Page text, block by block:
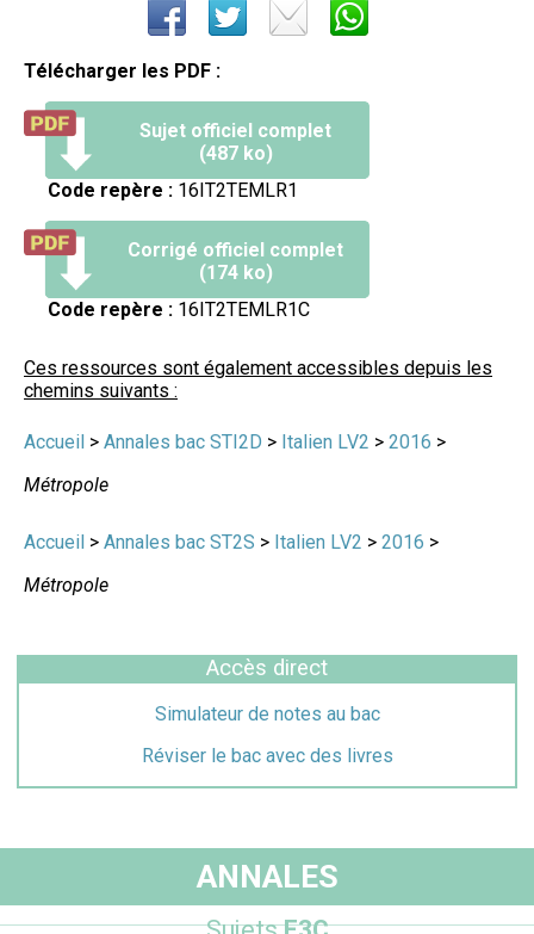
Télécharger les PDF :
Sujet officiel complet
(487 ko)
Code repère : 16IT2TEMLR1
Corrigé officiel complet
(174 ko)
Code repère : 16IT2TEMLR1C
Ces ressources sont également accessibles depuis les
chemins suivants :
Accueil > Annales bac STI2D > Italien LV2 > 2016 >
Métropole
Accueil > Annales bac ST2S > Italien LV2 > 2016 >
Métropole
Accès direct
Simulateur de notes au bac
Réviser le bac avec des livres
ANNALES